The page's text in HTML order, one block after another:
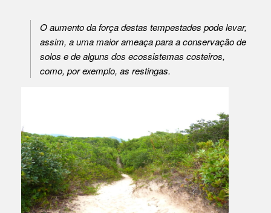
O aumento da força destas tempestades pode levar,
assim, a uma maior ameaça para a conservação de
solos e de alguns dos ecossistemas costeiros,
como, por exemplo, as restingas.